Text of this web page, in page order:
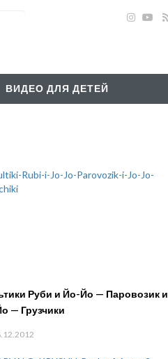
ВИДЕО ДЛЯ ДЕТЕЙ
Руби и Йо-Йо — Паровозик и
— Грузчики